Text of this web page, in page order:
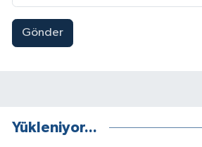
Gönder
Yükleniyor...